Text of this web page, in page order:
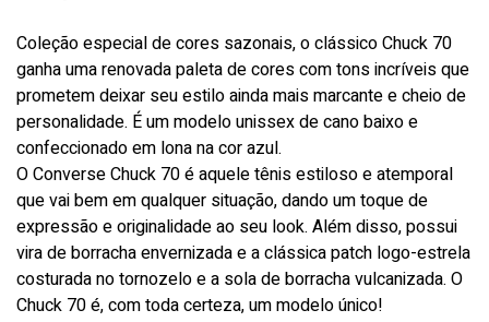
Coleção especial de cores sazonais, o clássico Chuck 70
ganha uma renovada paleta de cores com tons incríveis que
prometem deixar seu estilo ainda mais marcante e cheio de
personalidade. É um modelo unissex de cano baixo e
confeccionado em lona na cor azul.
O Converse Chuck 70 é aquele tênis estiloso e atemporal
que vai bem em qualquer situação, dando um toque de
expressão e originalidade ao seu look. Além disso, possui
vira de borracha envernizada e a clássica patch logo-estrela
costurada no tornozelo e a sola de borracha vulcanizada. O
Chuck 70 é, com toda certeza, um modelo único!